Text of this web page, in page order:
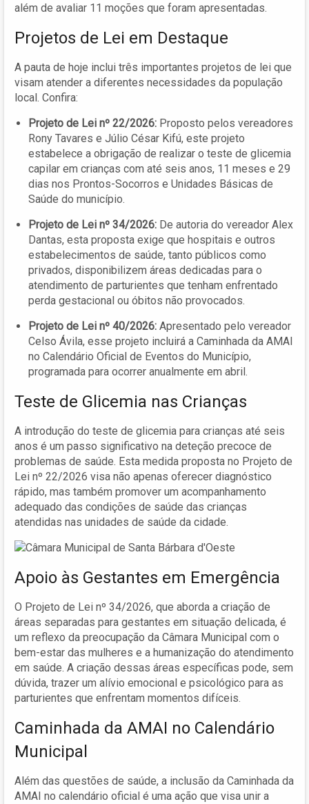
além de avaliar 11 moções que foram apresentadas.
Projetos de Lei em Destaque
A pauta de hoje inclui três importantes projetos de lei que
visam atender a diferentes necessidades da população
local. Confira:
Projeto de Lei nº 22/2026: Proposto pelos vereadores
Rony Tavares e Júlio César Kifú, este projeto
estabelece a obrigação de realizar o teste de glicemia
capilar em crianças com até seis anos, 11 meses e 29
dias nos Prontos-Socorros e Unidades Básicas de
Saúde do município.
Projeto de Lei nº 34/2026: De autoria do vereador Alex
Dantas, esta proposta exige que hospitais e outros
estabelecimentos de saúde, tanto públicos como
privados, disponibilizem áreas dedicadas para o
atendimento de parturientes que tenham enfrentado
perda gestacional ou óbitos não provocados.
Projeto de Lei nº 40/2026: Apresentado pelo vereador
Celso Ávila, esse projeto incluirá a Caminhada da AMAI
no Calendário Oficial de Eventos do Município,
programada para ocorrer anualmente em abril.
Teste de Glicemia nas Crianças
A introdução do teste de glicemia para crianças até seis
anos é um passo significativo na deteção precoce de
problemas de saúde. Esta medida proposta no Projeto de
Lei nº 22/2026 visa não apenas oferecer diagnóstico
rápido, mas também promover um acompanhamento
adequado das condições de saúde das crianças
atendidas nas unidades de saúde da cidade.
Apoio às Gestantes em Emergência
O Projeto de Lei nº 34/2026, que aborda a criação de
áreas separadas para gestantes em situação delicada, é
um reflexo da preocupação da Câmara Municipal com o
bem-estar das mulheres e a humanização do atendimento
em saúde. A criação dessas áreas específicas pode, sem
dúvida, trazer um alívio emocional e psicológico para as
parturientes que enfrentam momentos difíceis.
Caminhada da AMAI no Calendário
Municipal
Além das questões de saúde, a inclusão da Caminhada da
AMAI no calendário oficial é uma ação que visa unir a